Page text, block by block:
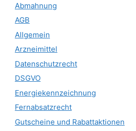
Abmahnung
AGB
Allgemein
Arzneimittel
Datenschutzrecht
DSGVO
Energiekennzeichnung
Fernabsatzrecht
Gutscheine und Rabattaktionen